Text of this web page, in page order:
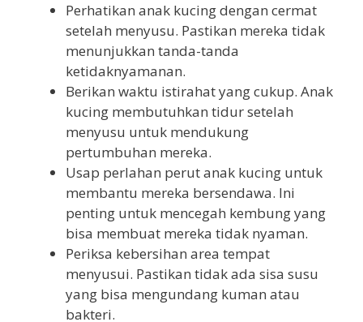
Perhatikan anak kucing dengan cermat
setelah menyusu. Pastikan mereka tidak
menunjukkan tanda-tanda
ketidaknyamanan.
Berikan waktu istirahat yang cukup. Anak
kucing membutuhkan tidur setelah
menyusu untuk mendukung
pertumbuhan mereka.
Usap perlahan perut anak kucing untuk
membantu mereka bersendawa. Ini
penting untuk mencegah kembung yang
bisa membuat mereka tidak nyaman.
Periksa kebersihan area tempat
menyusui. Pastikan tidak ada sisa susu
yang bisa mengundang kuman atau
bakteri.